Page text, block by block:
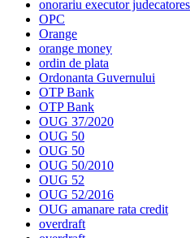
onorariu executor
OPC
Orange
orange money
ordin de plata
Ordonanta Guvernului
OTP Bank
OTP Bank
OUG 37/2020
OUG 50
OUG 50
OUG 50/2010
OUG 52
OUG 52/2016
OUG amanare rata credit
overdraft